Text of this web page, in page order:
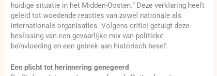
huidige situatie in het Midden-Oosten.” Deze verklaring heeft
geleid tot woedende reacties van zowel nationale als
internationale organisaties. Volgens critici getuigt deze
beslissing van een gevaarlijke mix van politieke
beïnvloeding en een gebrek aan historisch besef.
Een plicht tot herinnering genegeerd